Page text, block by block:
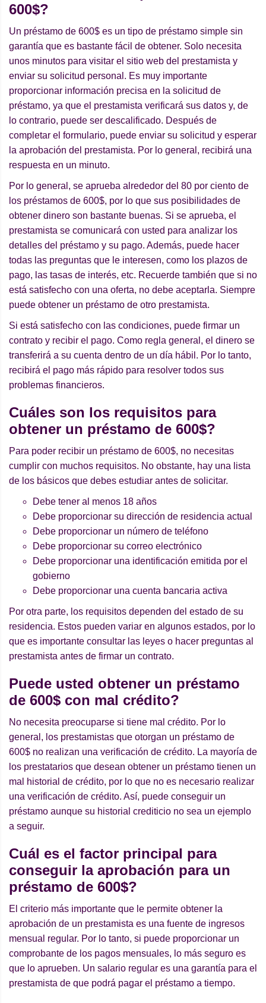
600$?
Un préstamo de 600$ es un tipo de préstamo simple sin
garantía que es bastante fácil de obtener. Solo necesita
unos minutos para visitar el sitio web del prestamista y
enviar su solicitud personal. Es muy importante
proporcionar información precisa en la solicitud de
préstamo, ya que el prestamista verificará sus datos y, de
lo contrario, puede ser descalificado. Después de
completar el formulario, puede enviar su solicitud y esperar
la aprobación del prestamista. Por lo general, recibirá una
respuesta en un minuto.
Por lo general, se aprueba alrededor del 80 por ciento de
los préstamos de 600$, por lo que sus posibilidades de
obtener dinero son bastante buenas. Si se aprueba, el
prestamista se comunicará con usted para analizar los
detalles del préstamo y su pago. Además, puede hacer
todas las preguntas que le interesen, como los plazos de
pago, las tasas de interés, etc. Recuerde también que si no
está satisfecho con una oferta, no debe aceptarla. Siempre
puede obtener un préstamo de otro prestamista.
Si está satisfecho con las condiciones, puede firmar un
contrato y recibir el pago. Como regla general, el dinero se
transferirá a su cuenta dentro de un día hábil. Por lo tanto,
recibirá el pago más rápido para resolver todos sus
problemas financieros.
Cuáles son los requisitos para
obtener un préstamo de 600$?
Para poder recibir un préstamo de 600$, no necesitas
cumplir con muchos requisitos. No obstante, hay una lista
de los básicos que debes estudiar antes de solicitar.
Debe tener al menos 18 años
Debe proporcionar su dirección de residencia actual
Debe proporcionar un número de teléfono
Debe proporcionar su correo electrónico
Debe proporcionar una identificación emitida por el
gobierno
Debe proporcionar una cuenta bancaria activa
Por otra parte, los requisitos dependen del estado de su
residencia. Estos pueden variar en algunos estados, por lo
que es importante consultar las leyes o hacer preguntas al
prestamista antes de firmar un contrato.
Puede usted obtener un préstamo
de 600$ con mal crédito?
No necesita preocuparse si tiene mal crédito. Por lo
general, los prestamistas que otorgan un préstamo de
600$ no realizan una verificación de crédito. La mayoría de
los prestatarios que desean obtener un préstamo tienen un
mal historial de crédito, por lo que no es necesario realizar
una verificación de crédito. Así, puede conseguir un
préstamo aunque su historial crediticio no sea un ejemplo
a seguir.
Cuál es el factor principal para
conseguir la aprobación para un
préstamo de 600$?
El criterio más importante que le permite obtener la
aprobación de un prestamista es una fuente de ingresos
mensual regular. Por lo tanto, si puede proporcionar un
comprobante de los pagos mensuales, lo más seguro es
que lo aprueben. Un salario regular es una garantía para el
prestamista de que podrá pagar el préstamo a tiempo.